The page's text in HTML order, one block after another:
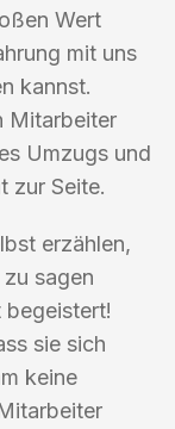
Wert
mit uns
kannst.
Mitarbeiter
Umzugs und
zur Seite.
erzählen,
sagen
begeistert!
sie sich
keine